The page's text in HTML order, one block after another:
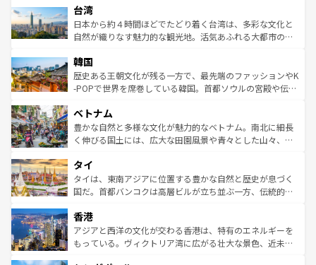
情報は
人々、おいしいローカルフードやハワイアンミュージッ
ク、伝統的なフラダンスなど、すべてがハワイの魅力を彩
っている。訪れるたびに新しい発見と感動が待っているハ
はコンテンツ一覧
リアリーフや大陸中央部にそびえるウルル（エアーズロッ
ク）、タスマニアの美しい原生林やケアンズの熱帯雨林な
ど、見どころがたくさん。また、カフェやワイン、オージ
いる。アクティビティも充実しており、サーフィンやダイ
ビング、ハイキングなど、アウトドア好きにはたまらな
い。オーストラリアの多彩な魅力を存分に味わいつくそ
参照してほしい。
台湾
日本から約４時間ほどでたどり着く台湾は、多彩な文化と
自然が織りなす魅力的な観光地。活気あふれる大都市の台
ン）、静ひつな山岳地帯である台湾東部など、都市の喧騒
と山間の静けさが共存しており、訪れる人に新しい発見と
驚きをもたらしてくれる。また、奥深い台湾の食文化も魅
容にもいいと評判のスイーツなど、バラエティ豊かな料理
が味わえる。 なお、新着の台湾情報は コンテンツ一覧を参
照してほしい。
韓国
歴史ある王朝文化が残る一方で、最先端のファッションやK
-POPで世界を席巻している韓国。首都ソウルの宮殿や伝統
き、地方に足を延ばせば四季折々の自然美を楽しむことが
できる。そして、キムチや焼肉、絶品のストリートフード
まで、さまざまな韓国料理が待っている。夜には、韓国な
リティに包まれながら、韓国の多彩な魅力を心ゆくまで味
わってみてほしい。 なお、新着の韓国情報はコンテンツ一
覧を参照してほしい。
ベトナム
豊かな自然と多様な文化が魅力的なベトナム。南北に細長
く伸びる国土には、広大な田園風景や青々とした山々、世
急速な発展と共に伝統が息づく。ハノイの古い町並みやホ
ーチミン市のフランス統治時代の建物も、独特の雰囲気を
醸し出している。また、バラエティの豊かさとおいしさで
とつ。フォーやバインミー、ベトナムコーヒーなどは、ぜ
ひ現地で味わいたい。どの地域を訪れてもあたたかい人々
が旅行者を迎えてくれるので、きっと忘れられない旅にな
タイ
タイは、東南アジアに位置する豊かな自然と歴史が息づく
国だ。首都バンコクは高層ビルが立ち並ぶ一方、伝統的な
の活気が交差している。北部ではチェンマイなどの山岳地
帯で自然と触れ合い、南部ではプーケットやクラビの美し
いビーチでリゾート気分を楽しむことができる。タイ料理
香港
アジアと西洋の文化が交わる香港は、特有のエネルギーを
もっている。ヴィクトリア湾に広がる壮大な景色、近未来